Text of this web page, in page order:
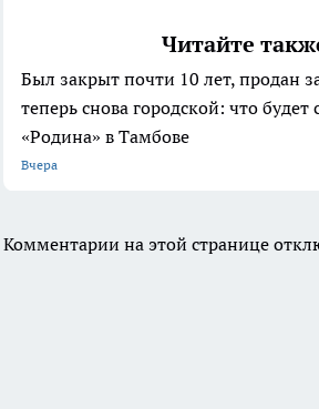
Читайте
Был закрыт почти 10 лет, продан
теперь снова городской: что будет
«Родина» в Тамбове
Вчера
Комментарии на этой странице